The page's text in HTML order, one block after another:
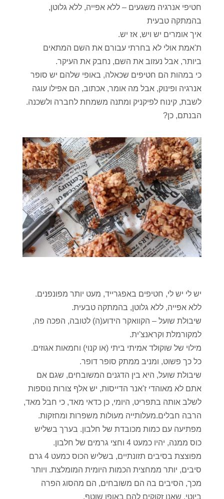
חטיפי אנרגיה משגעים – ללא אפייה, ללא גלוטן,
בהמתקה טבעית
איך אומרים יש ויש, אז יש.
ת'אמת אולי לא בחרתי עבורם את השם המתאים
ביותר, אבל נעזוב את השם, נחבק את העיקר.
כי במהות הם חטיפים שכאלה, באופי שלהם יש סופר
אנרגיה ופינוק, אבל מה אומר, אכתוב, הם אפילו עוגה
לשבת, קינוח לפיקניק ומתנה משמחת לחברה ולשכנה.
הבנתם, כן?
יש לי יש לי, חטיפים באפגרייד, מעט יותר מפונפנים.
ללא אפייה, ללא גלוטן, בהמתקה טבעית.
שיבולת שועל – הקוואקר הידוע(ה) לטובה, הפכה פה,
למקורמלת וקראנצ'ית.
מילוי של שוקולד אמיתי ביתי (או קנוי) וחמאות אגוזים.
כל כך פשוט, ומניב ממתק סופר דופר.
שיבולת שועל, היא בין הדגנים המשובחים, שגם אם
אתם לא מאוהדי ז'אנר הדייסות, יש אלף צורות נוספות
לשלב אותה בתפריט, היומי, כן כדאי מאד, כי חבל מאד,
הרבה חבלים.מעלותייה מעולות משפרות ומחזקות.
מפתיעה עם כמות מכובדת של חלבון. בערך בשליש
כוס ממנה, יהיו כמעט 4 וחצי גרמים של חלבון.
מפוצצת בסיבים תזונתיים, בשליש הכוס כמעט 4 גרם
סיבים, יותר ממחצית הכמות היומית המומלצת. ויותר
מכך, הסיבים בה הם משובחים, הם מהסוג הפרה
ביוטי, שאנו זקוקים להם באופן שוטף.